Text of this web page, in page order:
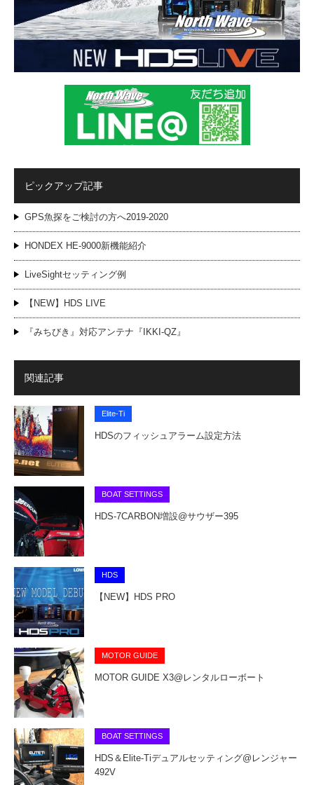
ピックアップ記事
GPS魚探をご検討の方へ2019-2020
HONDEX HE-9000新機能紹介
LiveSightセッティング例
【NEW】HDS LIVE
『みちびき』対応アンテナ『IKKI-QZ』
関連記事
Elite-Ti
HDSのフィッシュアラーム設定方法
BOAT SETTINGS
HDS-7CARBON増設@サウザー395
HDS
【NEW】HDS PRO
MOTOR GUIDE
MOTOR GUIDE X3@レンタルローボート
BOAT SETTINGS
HDS＆Elite-Tiデュアルセッティング@レンジャー
492V